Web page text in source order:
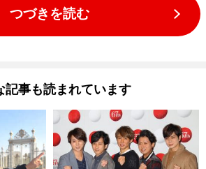
つづきを読む
記事も読まれています